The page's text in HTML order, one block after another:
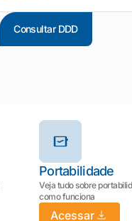
Consultar DDD
Portabilidade
Veja tudo sobre
como funciona
Acessar